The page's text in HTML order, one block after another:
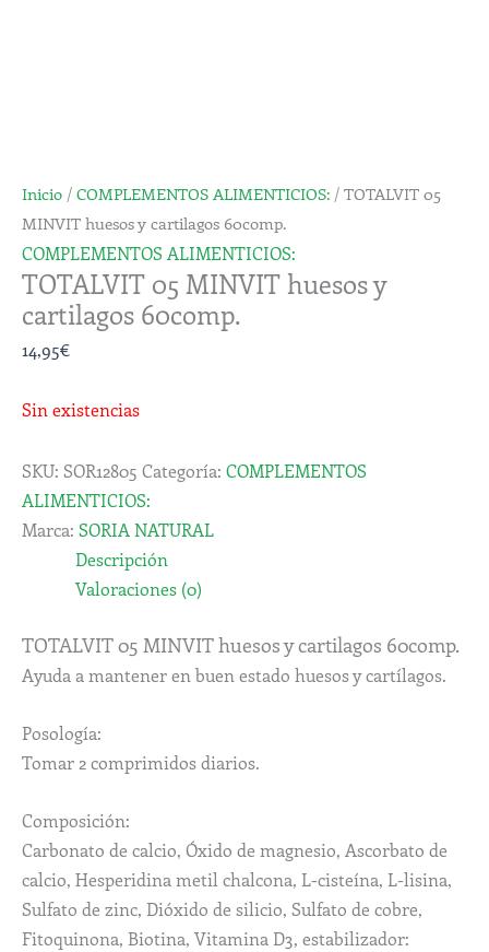
Inicio / COMPLEMENTOS ALIMENTICIOS: / TOTALVIT 05
MINVIT huesos y cartilagos 60comp.
COMPLEMENTOS ALIMENTICIOS:
TOTALVIT 05 MINVIT huesos y
cartilagos 60comp.
14,95€
Sin existencias
SKU: SOR12805 Categoría: COMPLEMENTOS
ALIMENTICIOS:
Marca: SORIA NATURAL
Descripción
Valoraciones (0)
TOTALVIT 05 MINVIT huesos y cartilagos 60comp.
Ayuda a mantener en buen estado huesos y cartílagos.
Posología:
Tomar 2 comprimidos diarios.
Composición:
Carbonato de calcio, Óxido de magnesio, Ascorbato de
calcio, Hesperidina metil chalcona, L-cisteína, L-lisina,
Sulfato de zinc, Dióxido de silicio, Sulfato de cobre,
Fitoquinona, Biotina, Vitamina D3, estabilizador: